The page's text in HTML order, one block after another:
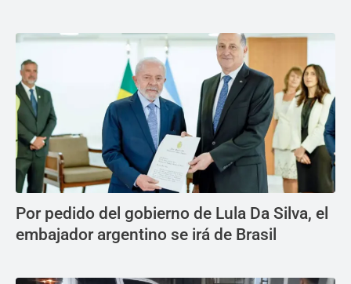
Por pedido del gobierno de Lula Da Silva, el
embajador argentino se irá de Brasil